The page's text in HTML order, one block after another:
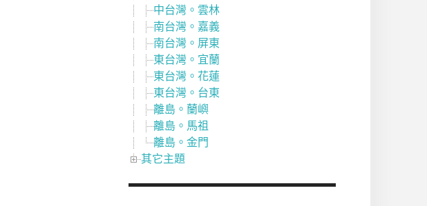
中台灣。雲林
南台灣。嘉義
南台灣。屏東
東台灣。宜蘭
東台灣。花蓮
東台灣。台東
離島。蘭嶼
離島。馬祖
離島。金門
其它主題